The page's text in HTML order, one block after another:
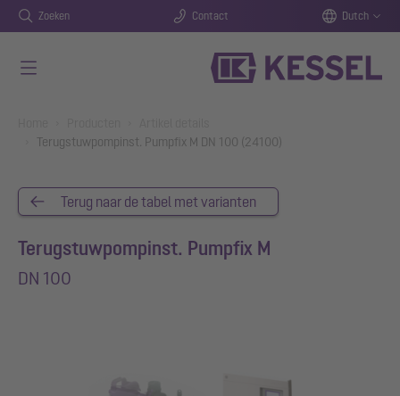
Zoeken Contact Dutch
Terugstuwpompinst. Pumpfix M DN 100 (24100)
Terug naar de tabel met varianten
Terugstuwpompinst. Pumpfix M
DN 100